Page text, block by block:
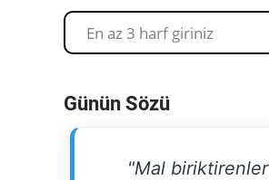
Günün Sözü
"Mal biriktirenler